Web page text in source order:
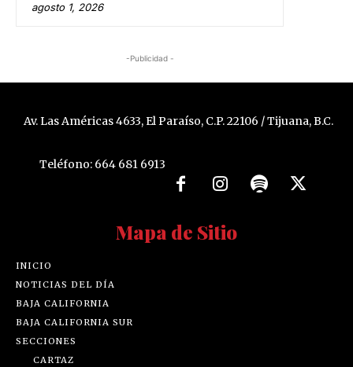
agosto 1, 2026
-Publicidad -
Av. Las Américas 4633, El Paraíso, C.P. 22106 / Tijuana, B.C.
Teléfono: 664 681 6913
Mapa de Sitio
INICIO
NOTICIAS DEL DÍA
BAJA CALIFORNIA
BAJA CALIFORNIA SUR
SECCIONES
CARTAZ